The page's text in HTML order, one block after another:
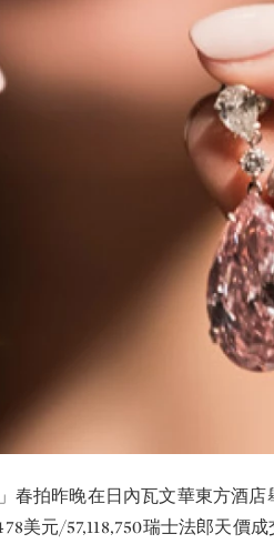
春拍昨晚在日內瓦文華東方酒
美元/57,118,750瑞士法郎天價